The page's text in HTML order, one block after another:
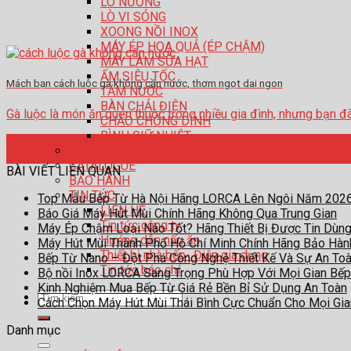
LÒ VI SÓNG
XOONG NỒI INOX
MÁY ÉP HOA QUẢ (ÉP CHẬM)
MÁY LÀM SỮA HẠT
ẤM SIÊU TỐC
TĂM NƯỚC
BÀN CHẢI ĐIỆN
CHẢO CHỐNG DÍNH
BÌNH GIỮ NHIỆT
CATALOGUE
BẢO HÀNH
TIN TỨC
LIÊN HỆ
Tin tức công ty
Hướng dẫn nấu ăn
Thiết bị nhà bếp- Điện gia dụng
Tin tức báo chí
Tìm
kiếm:
Mách bạn cách luộc gà không cần nước, thơm ngọt dai ngon
Gà luộc là món ăn quen thuộc trong nhiều gia đình, nhưng bạn đã
BÀI VIẾT LIÊN QUAN
Top Mẫu Bếp Từ Hà Nội Hãng LORCA Lên Ngôi Năm
Báo Giá Máy Hút Mùi Chính Hãng Không Qua Trung Gian
Máy Ép Chậm Loại Nào Tốt? Hãng Thiết Bị Được Tin
Máy Hút Mùi Thành Phố Hồ Chí Minh Chính Hãng Bảo
Bếp Từ Nano – Đột Phá Công Nghệ Thiết Kế Và Sự An
Bộ nồi Inox LORCA Sang Trọng Phù Hợp Với Mọi Gian Bếp
Kinh Nghiệm Mua Bếp Từ Giá Rẻ Bền Bỉ Sử Dụng An Toàn
Cách Chọn Máy Hút Mùi Thái Bình Cực Chuẩn Cho Mọi
Danh mục